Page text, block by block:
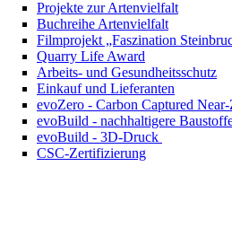
Projekte zur Artenvielfalt
Buchreihe Artenvielfalt
Filmprojekt „Faszination
Quarry Life Award
Arbeits- und Gesundheitsschutz
Einkauf und Lieferanten
evoZero - Carbon Captured
evoBuild - nachhaltigere
evoBuild - 3D-Druck
CSC-Zertifizierung